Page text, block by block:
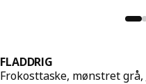
FLADDRIG
Frokosttaske, mønstret grå,